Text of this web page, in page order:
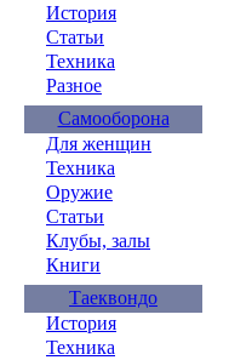
История
Статьи
Техника
Разное
Самооборона
Для женщин
Техника
Оружие
Статьи
Клубы, залы
Книги
Таеквондо
История
Техника